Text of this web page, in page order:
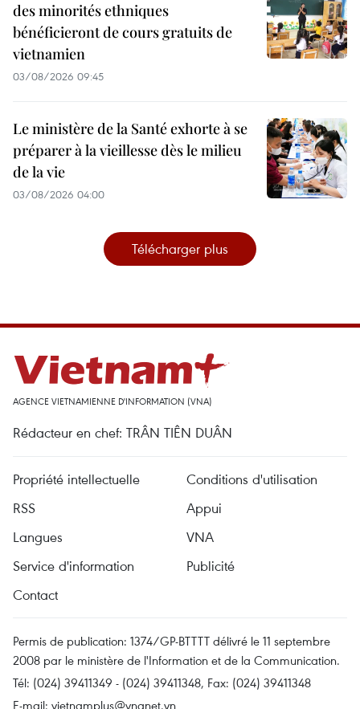
des minorités ethniques
bénéficieront de cours gratuits de
vietnamien
03/08/2026 09:45
Le ministère de la Santé exhorte à se
préparer à la vieillesse dès le milieu
de la vie
03/08/2026 04:00
Télécharger plus
AGENCE VIETNAMIENNE D'INFORMATION (VNA)
Rédacteur en chef: TRÂN TIÊN DUÂN
Propriété intellectuelle
Conditions d'utilisation
RSS
Appui
Langues
VNA
Service d'information
Publicité
Contact
Permis de publication: 1374/GP-BTTTT délivré le 11 septembre
2008 par le ministère de l'Information et de la Communication.
Tél: (024) 39411349 - (024) 39411348, Fax: (024) 39411348
E-mail: vietnamplus@vnanet.vn